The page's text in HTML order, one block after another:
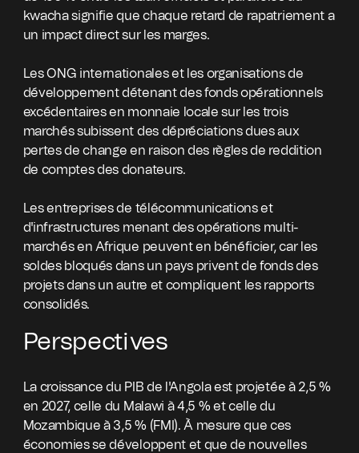
kwacha signifie que chaque retard de rapatriement a
un impact direct sur les marges.
Les ONG internationales et les organisations de
développement détenant des fonds opérationnels
excédentaires en monnaie locale sur les trois
marchés subissent des dépréciations dues aux
pertes de change en raison des règles de reddition
de comptes des donateurs.
Les entreprises de télécommunications et
d'infrastructures menant des opérations multi-
marchés en Afrique peuvent en bénéficier, car les
soldes bloqués dans un pays privent de fonds des
projets dans un autre et compliquent les rapports
consolidés.
Perspectives
La croissance du PIB de l'Angola est projetée à 2,5 %
en 2027, celle du Malawi à 4,5 % et celle du
Mozambique à 3,5 % (FMI). À mesure que ces
économies se développent et que de nouvelles